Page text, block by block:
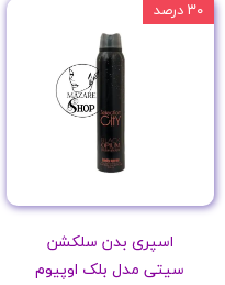
اسپری بدن سلکشن
سیتی مدل بلک اوپیوم
۳۰ درصد